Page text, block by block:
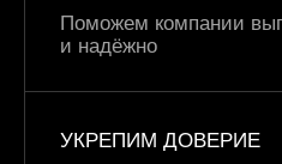
Поможем компании
и надёжно
УКРЕПИМ ДОВЕРИЕ